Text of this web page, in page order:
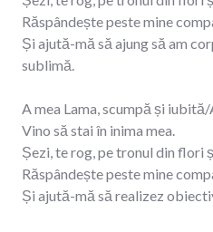
Răspândește peste mine
Și ajută-mă să ajung să am
sublimă.
A mea Lama, scumpă și
Vino să stai în inima mea.
Șezi, te rog, pe tronul din flori
Răspândește peste mine
Și ajută-mă să realizez